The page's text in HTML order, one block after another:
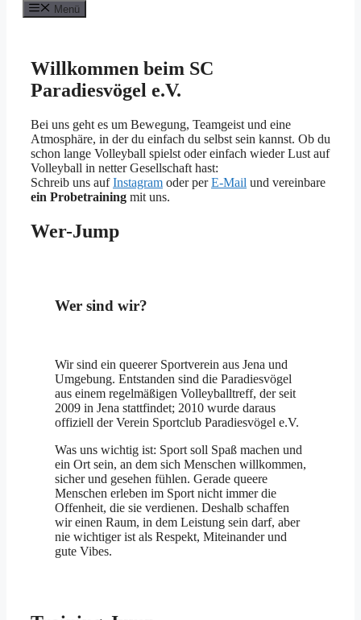
Menü
Willkommen beim SC
Paradiesvögel e.V.
Bei uns geht es um Bewegung, Teamgeist und eine
Atmosphäre, in der du einfach du selbst sein kannst. Ob du
schon lange Volleyball spielst oder einfach wieder Lust auf
Volleyball in netter Gesellschaft hast:
Schreib uns aufInstagram oder perE-Mail und vereinbare
ein Probetraining mit uns.
Wer-Jump
Wer sind wir?
Wir sind ein queerer Sportverein aus Jena und
Umgebung. Entstanden sind die Paradiesvögel
aus einem regelmäßigen Volleyballtreff, der seit
2009 in Jena stattfindet; 2010 wurde daraus
offiziell der Verein Sportclub Paradiesvögel e.V.
Was uns wichtig ist: Sport soll Spaß machen und
ein Ort sein, an dem sich Menschen willkommen,
sicher und gesehen fühlen. Gerade queere
Menschen erleben im Sport nicht immer die
Offenheit, die sie verdienen. Deshalb schaffen
wir einen Raum, in dem Leistung sein darf, aber
nie wichtiger ist als Respekt, Miteinander und
gute Vibes.